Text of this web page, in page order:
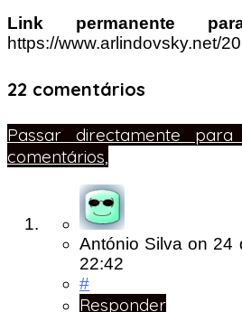
Link permanente
https://www.arlindovsky.net/
22 comentários
Passar directamente
comentários,
António Silva on 24
22:42
#
Responder